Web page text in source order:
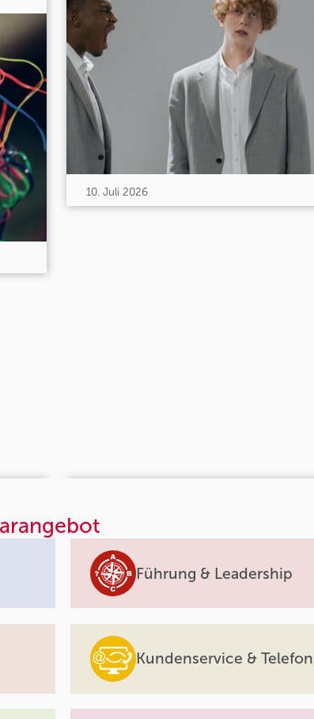
10. Juli 2026
Führung & Leadership
Kundenservice &